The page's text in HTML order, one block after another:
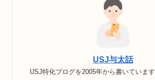
USJ与太話
USJ特化ブログを2005年から書いています